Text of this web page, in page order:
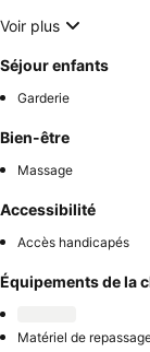
Voir plus
Séjour enfants
Garderie
Bien-être
Massage
Accessibilité
Accès handicapés
Équipements de la
Matériel de